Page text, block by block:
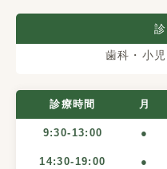
歯科・小
診療時間 月
9:30-13:00 ●
14:30-19:00 ●